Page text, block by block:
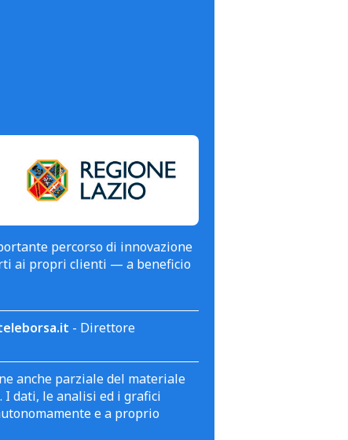
percorso di innovazione
ai propri clienti — a beneficio
- Direttore
anche parziale del materiale
I dati, le analisi ed i grafici
e a proprio